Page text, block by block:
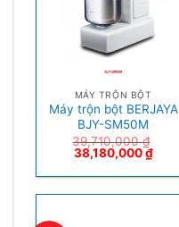
MÁY TRỘN BỘT
Máy trộn bột BERJAYA
BJY-SM50M
39,710,000₫
38,180,000₫